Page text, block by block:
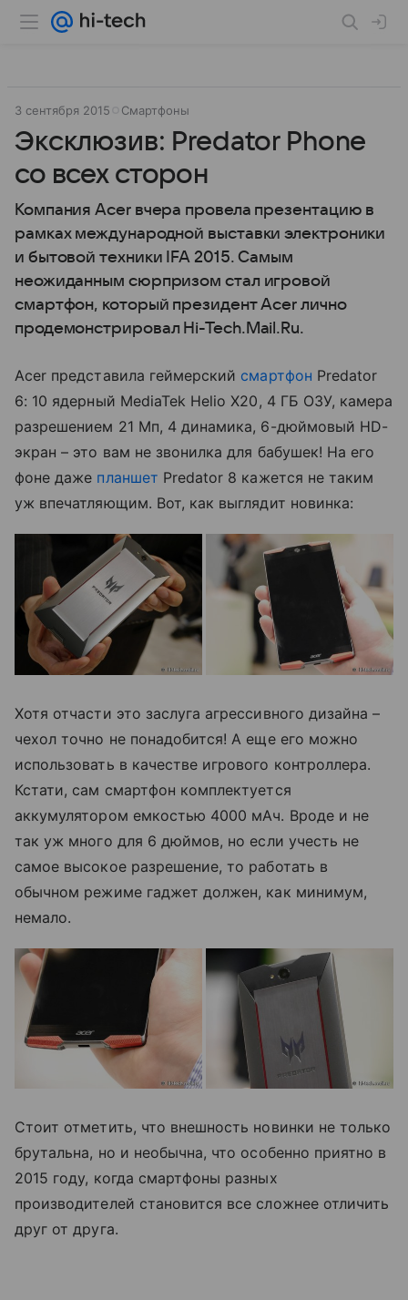
3 сентября 2015 Смартфоны
Эксклюзив: Predator Phone
со всех сторон
Компания Acer вчера провела презентацию в
рамках международной выставки электроники
и бытовой техники IFA 2015. Самым
неожиданным сюрпризом стал игровой
смартфон, который президент Acer лично
продемонстрировал Hi-Tech.Mail.Ru.
Acer представила геймерский смартфон Predator
6: 10 ядерный MediaTek Helio X20, 4 ГБ ОЗУ, камера
разрешением 21 Мп, 4 динамика, 6-дюймовый HD-
экран – это вам не звонилка для бабушек! На его
фоне даже планшет Predator 8 кажется не таким
уж впечатляющим. Вот, как выглядит новинка:
Хотя отчасти это заслуга агрессивного дизайна –
чехол точно не понадобится! А еще его можно
использовать в качестве игрового контроллера.
Кстати, сам смартфон комплектуется
аккумулятором емкостью 4000 мАч. Вроде и не
так уж много для 6 дюймов, но если учесть не
самое высокое разрешение, то работать в
обычном режиме гаджет должен, как минимум,
немало.
Стоит отметить, что внешность новинки не только
брутальна, но и необычна, что особенно приятно в
2015 году, когда смартфоны разных
производителей становится все сложнее отличить
друг от друга.